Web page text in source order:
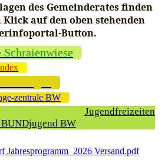
des Gemeinderates finden
Klick auf den oben stehenden
Button.
zentrale BW
Kinder- und Jugendfreizeiten
BW
Versand.pdf